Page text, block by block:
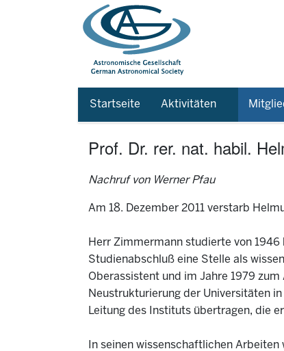
Startseite Aktivitäten
Prof. Dr. rer. nat. habil.
Nachruf von Werner Pfau
Am 18. Dezember 2011 verstarb
Herr Zimmermann studierte von
Studienabschluß eine Stelle als
Oberassistent und im Jahre 1979
Neustrukturierung der Universitäten
Leitung des Instituts übertragen, die
In seinen wissenschaftlichen